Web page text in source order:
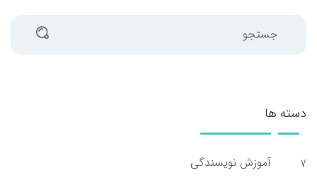
دسته ها
7
آموزش نویسندگی